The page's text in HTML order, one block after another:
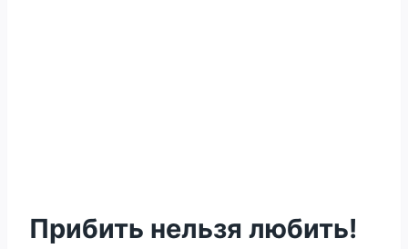
Прибить нельзя любить!